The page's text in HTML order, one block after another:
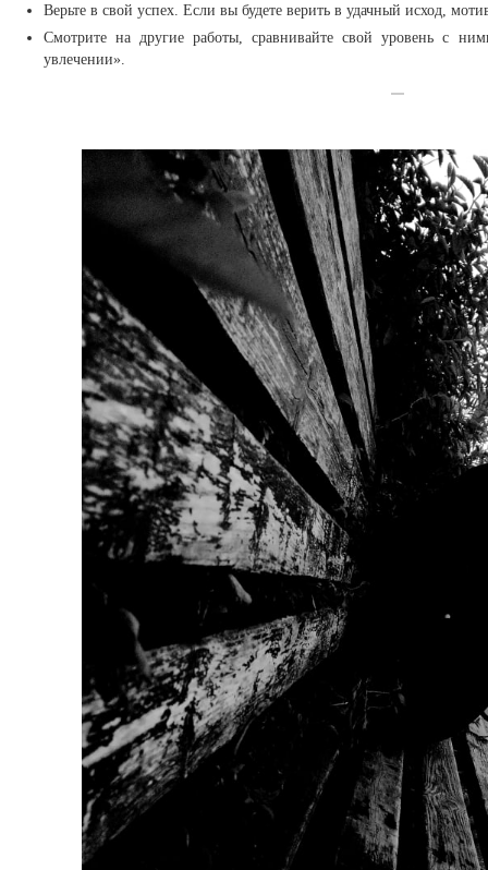
Верьте в свой успех. Если вы будете верить в удачный исход,
Смотрите на другие работы, сравнивайте свой уровень с
увлечении».